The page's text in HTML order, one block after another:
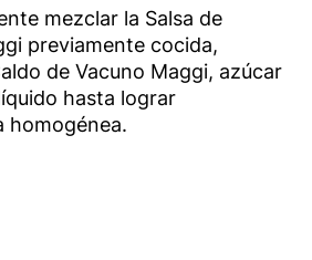
mezclar la Salsa de
previamente cocida,
de Vacuno Maggi, azúcar
hasta lograr
homogénea.